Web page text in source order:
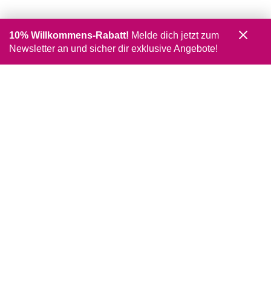
10% Willkommens-Rabatt! Melde dich jetzt zum
Newsletter an und sicher dir exklusive Angebote!